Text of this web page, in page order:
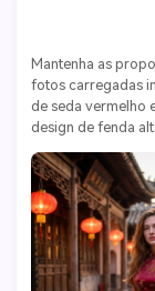
Mantenha as
fotos carregadas
de seda vermelho
design de fenda
crepúsculo.
Estética elegante,